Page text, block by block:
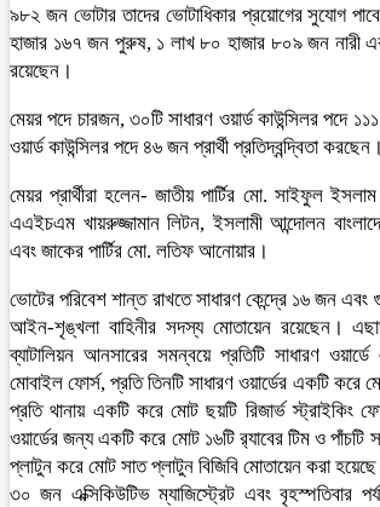
৯৮২ জন ভোটার তাদের ভোটাধিকার প্রয়োগের সুযোগ
হাজার ১৬৭ জন পুরুষ, ১ লাখ ৮০ হাজার ৮০৯ জন নারী
রয়েছেন।
মেয়র পদে চারজন, ৩০টি সাধারণ ওয়ার্ড কাউন্সিলর পদে
ওয়ার্ড কাউন্সিলর পদে ৪৬ জন প্রার্থী প্রতিদ্বন্দ্বিতা করছেন।
মেয়র প্রার্থীরা হলেন- জাতীয় পার্টির মো. সাইফুল
এএইচএম খায়রুজ্জামান লিটন, ইসলামী আন্দোলন
এবং জাকের পার্টির মো. লতিফ আনোয়ার।
ভোটের পরিবেশ শান্ত রাখতে সাধারণ কেন্দ্রে ১৬ জন এবং
আইন-শৃঙ্খলা বাহিনীর সদস্য মোতায়েন রয়েছেন।
ব্যাটালিয়ন আনসারের সমন্বয়ে প্রতিটি সাধারণ
মোবাইল ফোর্স, প্রতি তিনটি সাধারণ ওয়ার্ডের একটি করে
প্রতি থানায় একটি করে মোট ছয়টি রিজার্ভ স্ট্রাইকিং
ওয়ার্ডের জন্য একটি করে মোট ১৬টি র‌্যাবের টিম ও পাঁচটি
প্লাটুন করে মোট সাত প্লাটুন বিজিবি মোতায়েন করা
৩০ জন এক্সিকিউটিভ ম্যাজিস্ট্রেট এবং বৃহস্পতিবার